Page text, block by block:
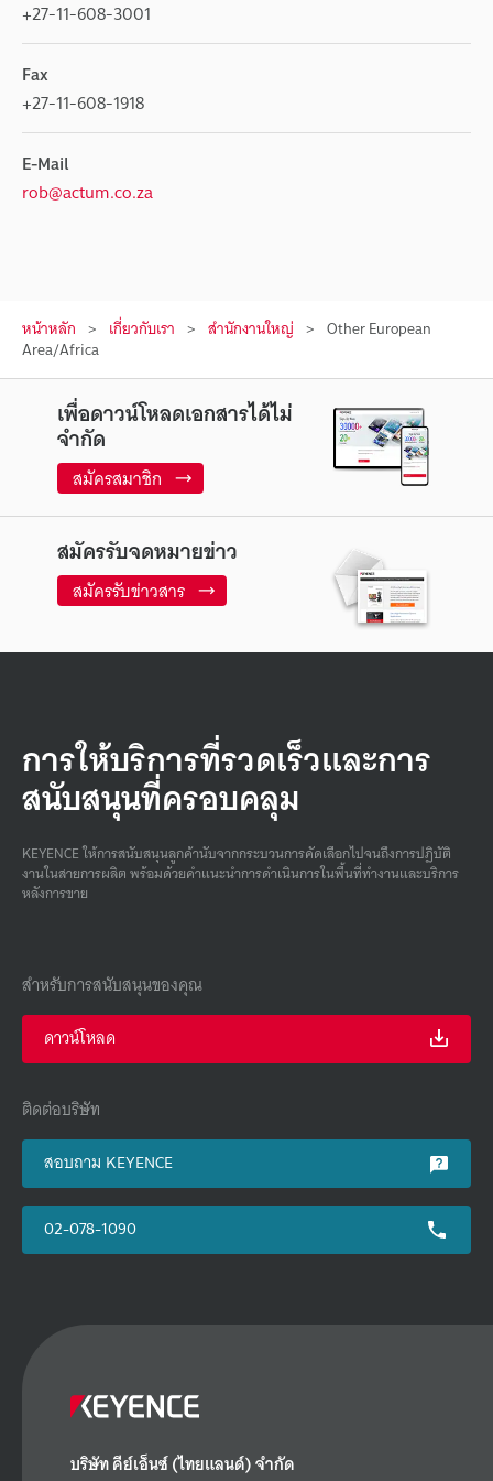
+27-11-608-3001
Fax
+27-11-608-1918
E-Mail
rob@actum.co.za
หน้าหลัก เกี่ยวกับเรา สำนักงานใหญ่ Other European
Area/Africa
เพื่อดาวน์โหลดเอกสารได้ไม่
จำกัด
สมัครสมาชิก
สมัครรับจดหมายข่าว
สมัครรับข่าวสาร
การให้บริการที่รวดเร็วและการ
สนับสนุนที่ครอบคลุม
KEYENCE ให้การสนับสนุนลูกค้านับจากกระบวนการคัดเลือกไปจนถึงการปฏิบัติ
งานในสายการผลิต พร้อมด้วยคําแนะนําการดําเนินการในพื้นที่ทํางานและบริการ
หลังการขาย
สำหรับการสนับสนุนของคุณ
ดาวน์โหลด
ติดต่อบริษัท
สอบถาม KEYENCE
02-078-1090
บริษัท คีย์เอ็นซ์ (ไทยแลนด์) จำกัด